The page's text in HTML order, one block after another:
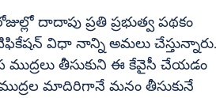
దాదాపు ప్రతి ప్రభుత్వ పథకం
మాదిరిగానే మనం తీసుకునే